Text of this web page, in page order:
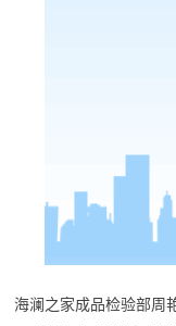
海澜之家成品检验部周